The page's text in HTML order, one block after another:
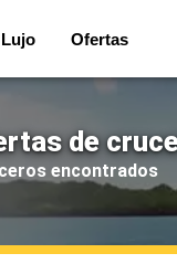
Lujo Ofertas
de
encontrados